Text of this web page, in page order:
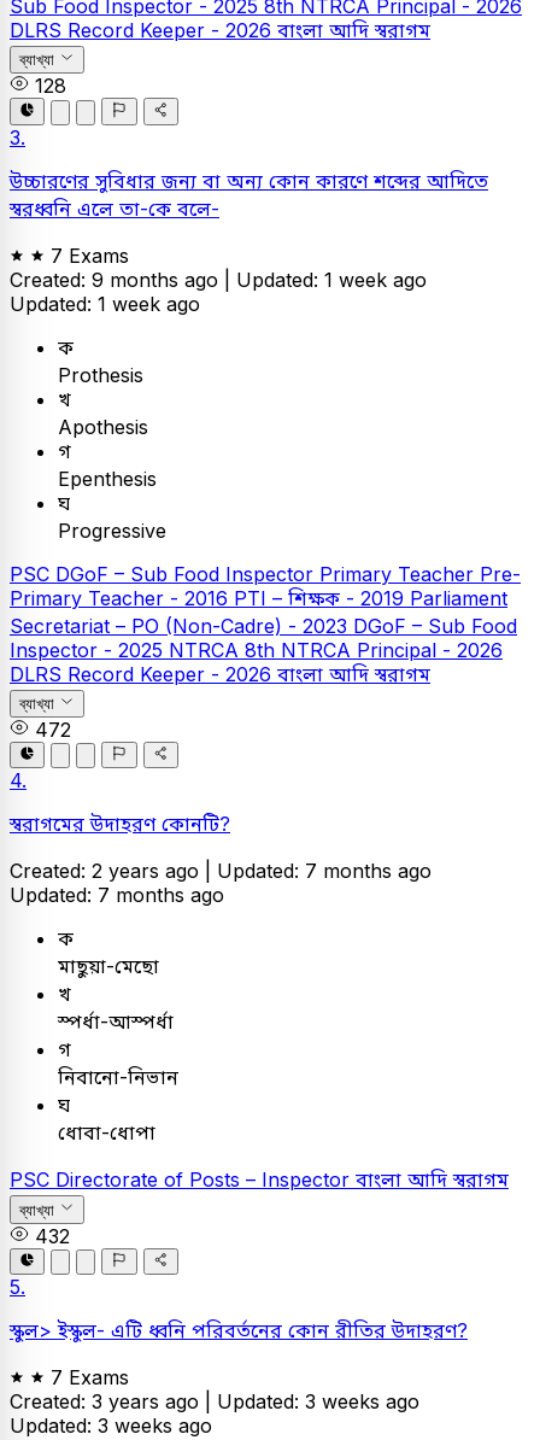
Sub Food Inspector - 2025 8th NTRCA Principal - 2026
DLRS Record Keeper - 2026 বাংলা আদি স্বরাগম
ব্যাখ্যা
128
3.
উচ্চারণের সুবিধার জন্য বা অন্য কোন কারণে শব্দের আদিতে
স্বরধ্বনি এলে তা-কে বলে-
7 Exams
Created: 9 months ago | Updated: 1 week ago
Updated: 1 week ago
ক
Prothesis
খ
Apothesis
গ
Epenthesis
ঘ
Progressive
PSC DGoF – Sub Food Inspector Primary Teacher Pre-
Primary Teacher - 2016 PTI – শিক্ষক - 2019 Parliament
Secretariat – PO (Non-Cadre) - 2023 DGoF – Sub Food
Inspector - 2025 NTRCA 8th NTRCA Principal - 2026
DLRS Record Keeper - 2026 বাংলা আদি স্বরাগম
ব্যাখ্যা
472
4.
স্বরাগমের উদাহরণ কোনটি?
Created: 2 years ago | Updated: 7 months ago
Updated: 7 months ago
ক
মাছুয়া-মেছো
খ
স্পর্ধা-আস্পর্ধা
গ
নিবানো-নিভান
ঘ
ধোবা-ধোপা
PSC Directorate of Posts – Inspector বাংলা আদি স্বরাগম
ব্যাখ্যা
432
5.
স্কুল> ইস্কুল- এটি ধ্বনি পরিবর্তনের কোন রীতির উদাহরণ?
7 Exams
Created: 3 years ago | Updated: 3 weeks ago
Updated: 3 weeks ago